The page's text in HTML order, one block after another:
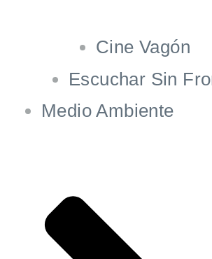
Cine Vagón
Escuchar Sin
Medio Ambiente